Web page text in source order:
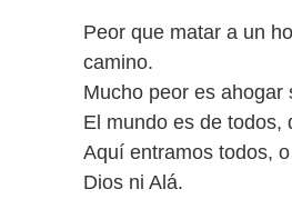
Peor que matar a un
camino.
Mucho peor es ahogar
El mundo es de todos,
Aquí entramos todos,
Dios ni Alá.